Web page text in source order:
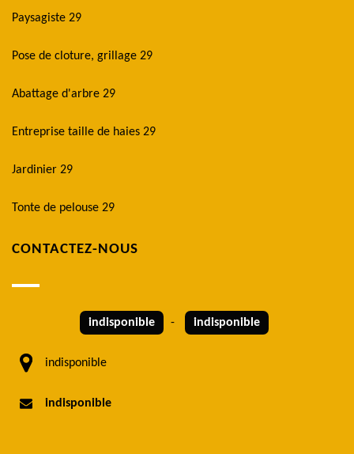
Paysagiste 29
Pose de cloture, grillage 29
Abattage d'arbre 29
Entreprise taille de haies 29
Jardinier 29
Tonte de pelouse 29
CONTACTEZ-NOUS
indisponible - indisponible
indisponible
indisponible